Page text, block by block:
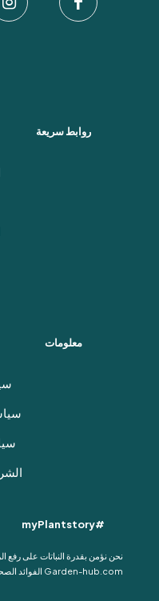
روابط سريعة
معلومات
#myPlantstory
نحن نؤمن بقدرة النباتات على رفع
Garden-hub.com الفوائد الصحية للخضرة بأسلوب أنيق.